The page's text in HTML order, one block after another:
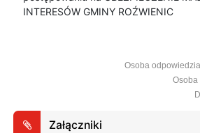
INTERESÓW GMINY ROŹWIENIC
Osoba
Osoba
Załączniki